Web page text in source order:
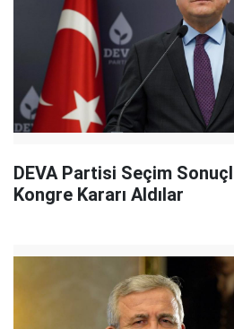
DEVA Partisi Seçim
Kongre Kararı Aldılar